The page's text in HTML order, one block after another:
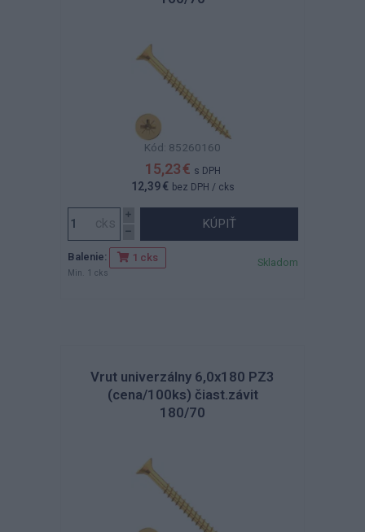
Kód: 85260160
15,23 € s DPH
12,39 € bez DPH / cks
KÚPIŤ
Balenie: 1 cks
Min. 1 cks
Skladom
Vrut univerzálny 6,0x180 PZ3
(cena/100ks) čiast.závit
180/70